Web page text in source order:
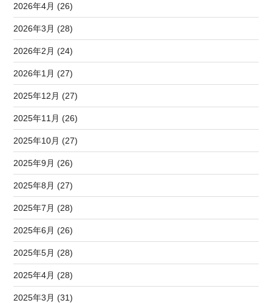
2026年4月 (26)
2026年3月 (28)
2026年2月 (24)
2026年1月 (27)
2025年12月 (27)
2025年11月 (26)
2025年10月 (27)
2025年9月 (26)
2025年8月 (27)
2025年7月 (28)
2025年6月 (26)
2025年5月 (28)
2025年4月 (28)
2025年3月 (31)